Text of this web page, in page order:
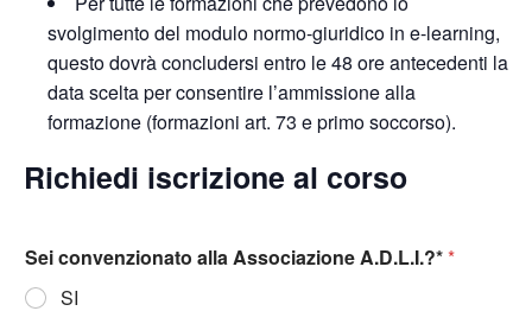
svolgimento del modulo normo-giuridico in e-learning,
questo dovrà concludersi entro le 48 ore antecedenti la
data scelta per consentire l’ammissione alla
formazione (formazioni art. 73 e primo soccorso).
Richiedi iscrizione al corso
Sei convenzionato alla Associazione A.D.L.I.?**
SI